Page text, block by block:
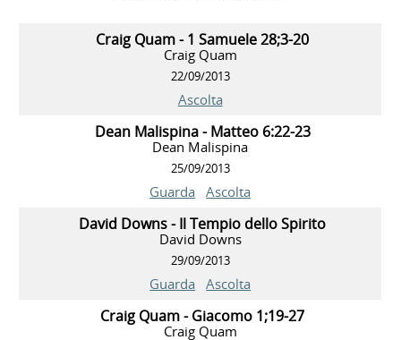
Craig Quam - 1 Samuele 28;3-20
Craig Quam
22/09/2013
Ascolta
Dean Malispina - Matteo 6:22-23
Dean Malispina
25/09/2013
Guarda Ascolta
David Downs - Il Tempio dello Spirito
David Downs
29/09/2013
Guarda Ascolta
Craig Quam - Giacomo 1;19-27
Craig Quam